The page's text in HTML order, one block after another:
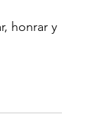
honrar y